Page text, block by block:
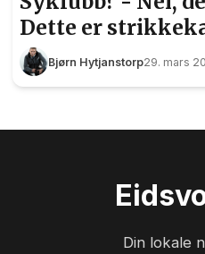
Dette er
Bjørn Hytjanstorp29. mars
Din lokale